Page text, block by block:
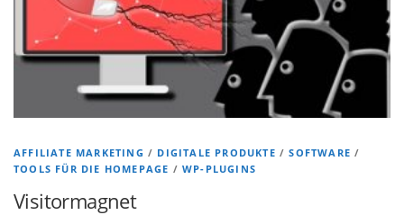
AFFILIATE MARKETING / DIGITALE PRODUKTE /SOFTWARE /
TOOLS FÜR DIE HOMEPAGE /WP-PLUGINS
Visitormagnet